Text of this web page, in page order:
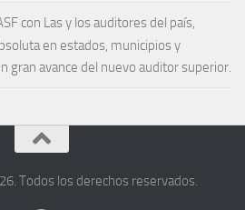
con Las y los auditores del país,
en estados, municipios y
gran avance del nuevo auditor superior.
Todos los derechos reservados.